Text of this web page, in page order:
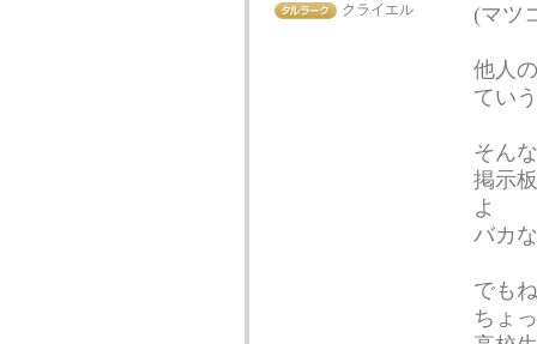
クライエル (マツ
他人
てい
そん
掲示
よ
バカ
でもね
ちょ